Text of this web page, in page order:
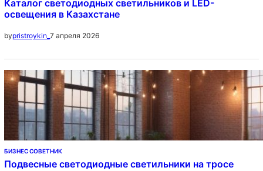
Каталог светодиодных светильников и LED-
освещения в Казахстане
bypristroykin_ 7 апреля 2026
БИЗНЕС СОВЕТНИК
Подвесные светодиодные светильники на тросе